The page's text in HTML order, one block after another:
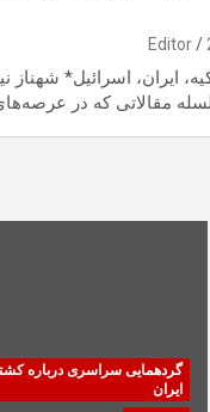
Editor
ایران، اسرائیل* شهناز
مقالاتی که در
گردهمایی سراسری درباره
ایران